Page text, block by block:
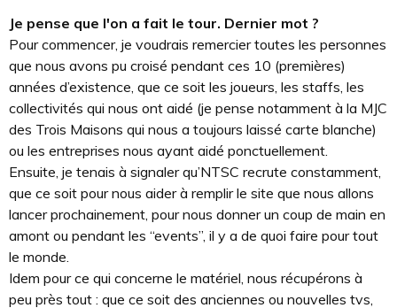
Je pense que l'on a fait le tour. Dernier mot ?
Pour commencer, je voudrais remercier toutes les personnes
que nous avons pu croisé pendant ces 10 (premières)
années d’existence, que ce soit les joueurs, les staffs, les
collectivités qui nous ont aidé (je pense notamment à la MJC
des Trois Maisons qui nous a toujours laissé carte blanche)
ou les entreprises nous ayant aidé ponctuellement.
Ensuite, je tenais à signaler qu’NTSC recrute constamment,
que ce soit pour nous aider à remplir le site que nous allons
lancer prochainement, pour nous donner un coup de main en
amont ou pendant les “events”, il y a de quoi faire pour tout
le monde.
Idem pour ce qui concerne le matériel, nous récupérons à
peu près tout : que ce soit des anciennes ou nouvelles tvs,